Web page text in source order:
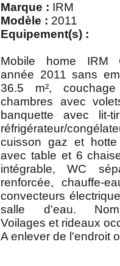
Marque : IRM
Modèle : 2011
Equipement(s) :
Mobile home IRM
année 2011 sans
36.5 m²,
chambres avec
banquette avec lit-
réfrigérateur/
cuisson gaz et
avec table et 6
intégrable, WC
renforcée, chauffe-
convecteurs
salle d'eau.
Voilages et rideaux
A enlever de l'endroit